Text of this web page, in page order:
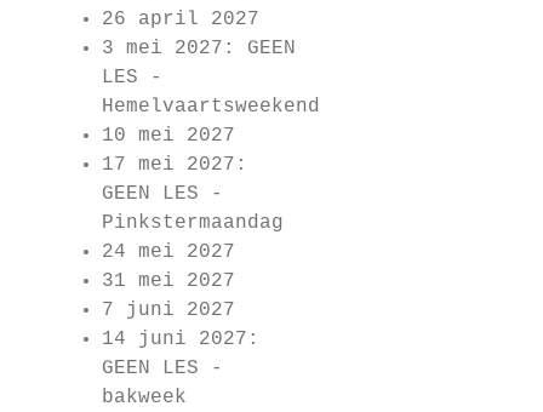
26 april 2027
3 mei 2027: GEEN
LES -
Hemelvaartsweekend
10 mei 2027
17 mei 2027:
GEEN LES -
Pinkstermaandag
24 mei 2027
31 mei 2027
7 juni 2027
14 juni 2027:
GEEN LES -
bakweek